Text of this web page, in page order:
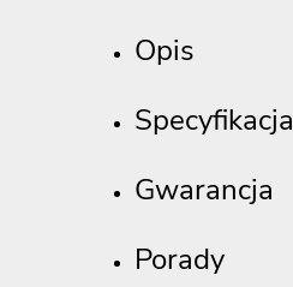
Opis
Specyfikacja
Gwarancja
Porady